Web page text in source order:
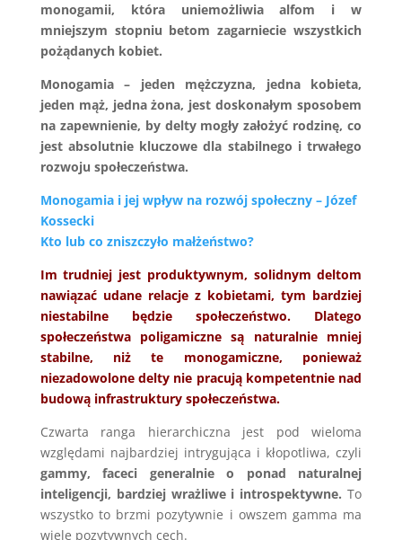
monogamii, która uniemożliwia alfom i w
mniejszym stopniu betom zagarniecie wszystkich
pożądanych kobiet.
Monogamia – jeden mężczyzna, jedna kobieta,
jeden mąż, jedna żona, jest doskonałym sposobem
na zapewnienie, by delty mogły założyć rodzinę, co
jest absolutnie kluczowe dla stabilnego i trwałego
rozwoju społeczeństwa.
Monogamia i jej wpływ na rozwój społeczny – Józef
Kossecki
Kto lub co zniszczyło małżeństwo?
Im trudniej jest produktywnym, solidnym deltom
nawiązać udane relacje z kobietami, tym bardziej
niestabilne będzie społeczeństwo. Dlatego
społeczeństwa poligamiczne są naturalnie mniej
stabilne, niż te monogamiczne, ponieważ
niezadowolone delty nie pracują kompetentnie nad
budową infrastruktury społeczeństwa.
Czwarta ranga hierarchiczna jest pod wieloma
względami najbardziej intrygująca i kłopotliwa, czyli
gammy, faceci generalnie o ponad naturalnej
inteligencji, bardziej wrażliwe i introspektywne.To
wszystko to brzmi pozytywnie i owszem gamma ma
wiele pozytywnych cech.